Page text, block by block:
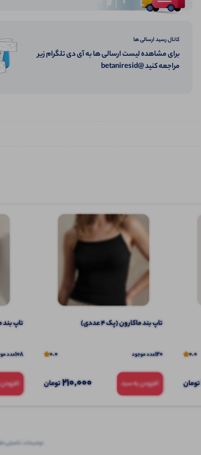
کانال رسید ارسالی ها
برای مشاهده لیست ارسالی ها به آی دی تلگرام زیر
مراجعه کنید @betaniresid
0.0
تومان
تاپ بند ماکارون (پک 4 عددی)
120عدد موجود 0.0
افزودن به سبد 210,000تومان
تاپ بند
108عدد
توضیحات تکمیلی